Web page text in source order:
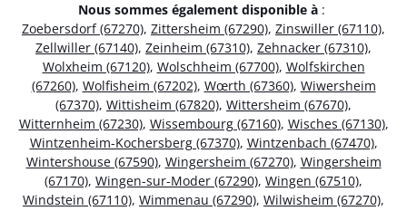
Nous sommes également disponible à :
Zoebersdorf (67270), Zittersheim (67290), Zinswiller (67110),
Zellwiller (67140), Zeinheim (67310), Zehnacker (67310),
Wolxheim (67120), Wolschheim (67700), Wolfskirchen
(67260), Wolfisheim (67202), Wœrth (67360), Wiwersheim
(67370), Wittisheim (67820), Wittersheim (67670),
Witternheim (67230), Wissembourg (67160), Wisches (67130),
Wintzenheim-Kochersberg (67370), Wintzenbach (67470),
Wintershouse (67590), Wingersheim (67270), Wingersheim
(67170), Wingen-sur-Moder (67290), Wingen (67510),
Windstein (67110), Wimmenau (67290), Wilwisheim (67270),